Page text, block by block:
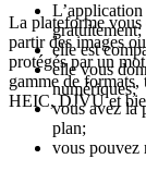
La plateforme vous
partir des images
protégés par un
gamme de
HEIC, DJVU et
L’application
gratuitement;
elle est
elle vous
numériques;
vous avez la
plan;
vous pouvez